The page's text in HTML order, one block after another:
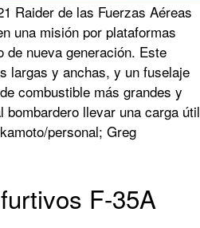
Raider de las Fuerzas Aéreas
una misión por plataformas
de nueva generación. Este
largas y anchas, y un fuselaje
combustible más grandes y
llevar una carga útil
personal; Greg
F-35A